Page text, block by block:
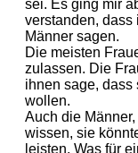
sei. Es ging mir
verstanden, dass
Männer sagen.
Die meisten
zulassen. Die
ihnen sage, dass
wollen.
Auch die
wissen, sie
leisten. Was für